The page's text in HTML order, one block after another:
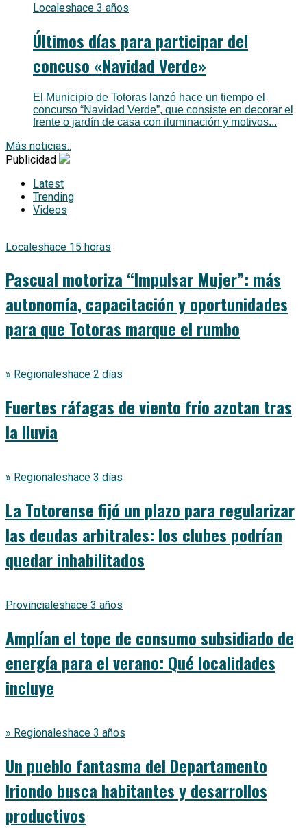
Localeshace 3 años
Últimos días para participar del
concuso «Navidad Verde»
El Municipio de Totoras lanzó hace un tiempo el
concurso “Navidad Verde”, que consiste en decorar el
frente o jardín de casa con iluminación y motivos...
Más noticias..
Publicidad
Latest
Trending
Videos
Localeshace 15 horas
Pascual motoriza “Impulsar Mujer”: más
autonomía, capacitación y oportunidades
para que Totoras marque el rumbo
» Regionaleshace 2 días
Fuertes ráfagas de viento frío azotan tras
la lluvia
» Regionaleshace 3 días
La Totorense fijó un plazo para regularizar
las deudas arbitrales: los clubes podrían
quedar inhabilitados
Provincialeshace 3 años
Amplían el tope de consumo subsidiado de
energía para el verano: Qué localidades
incluye
» Regionaleshace 3 años
Un pueblo fantasma del Departamento
Iriondo busca habitantes y desarrollos
productivos